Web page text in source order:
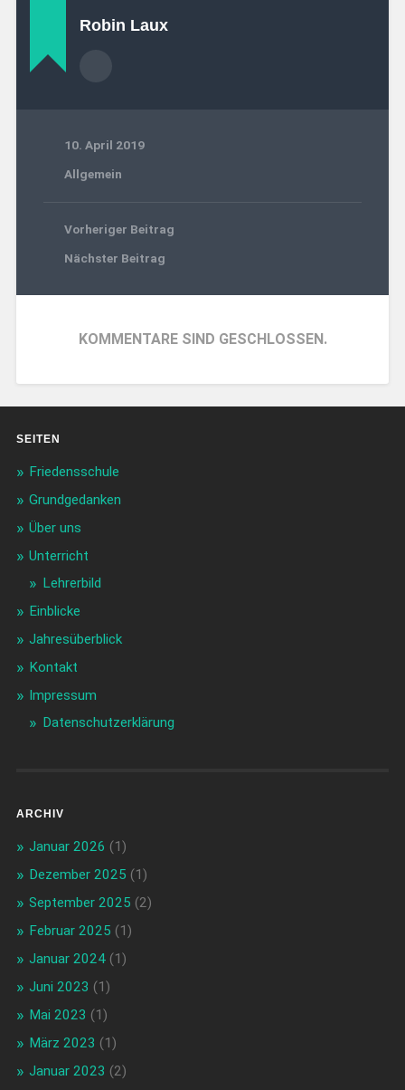
Robin Laux
10. April 2019
Allgemein
Vorheriger Beitrag
Nächster Beitrag
KOMMENTARE SIND GESCHLOSSEN.
SEITEN
Friedensschule
Grundgedanken
Über uns
Unterricht
Lehrerbild
Einblicke
Jahresüberblick
Kontakt
Impressum
Datenschutzerklärung
ARCHIV
Januar 2026 (1)
Dezember 2025 (1)
September 2025 (2)
Februar 2025 (1)
Januar 2024(1)
Juni 2023 (1)
Mai 2023 (1)
März 2023 (1)
Januar 2023 (2)